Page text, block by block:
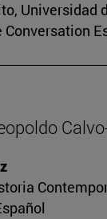
Universidad
Conversation